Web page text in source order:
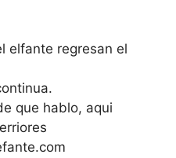
elfante regresan el
que hablo, aqui